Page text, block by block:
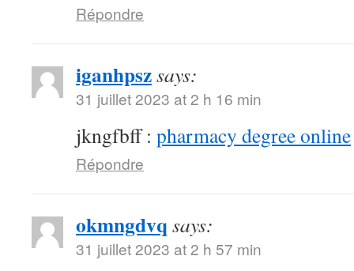
Répondre
iganhpszsays:
31 juillet 2023 at 2 h 16 min
jkngfbff : pharmacy degree online
Répondre
okmngdvq says:
31 juillet 2023 at 2 h 57 min